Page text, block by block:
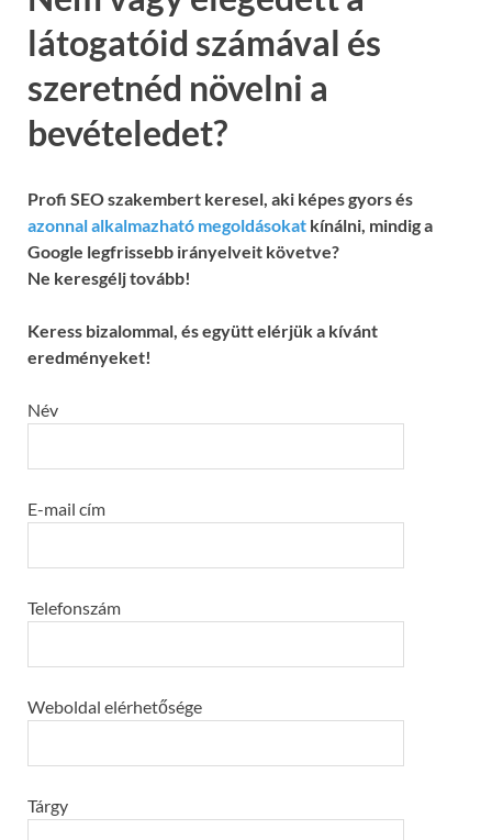
látogatóid számával és
szeretnéd növelni a
bevételedet?
Profi SEO szakembert keresel, aki képes gyors és
azonnal alkalmazható megoldásokat kínálni, mindig a
Google legfrissebb irányelveit követve?
Ne keresgélj tovább!
Keress bizalommal, és együtt elérjük a kívánt
eredményeket!
Név
E-mail cím
Telefonszám
Weboldal elérhetősége
Tárgy